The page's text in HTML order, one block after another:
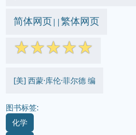
简体网页||繁体网页
☆☆☆☆☆
[美] 西蒙·库伦·菲尔德 编
图书标签:
化学